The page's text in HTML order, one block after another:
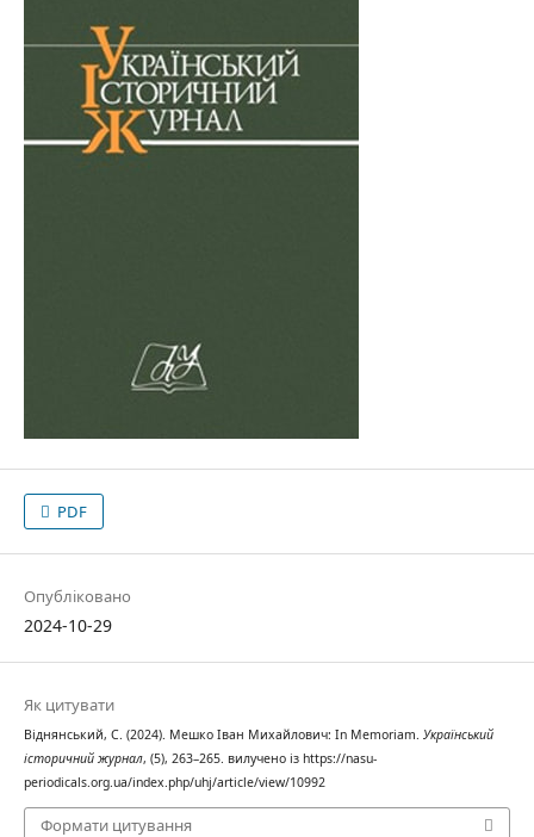
PDF
Опубліковано
2024-10-29
Як цитувати
Віднянський, С. (2024). Мешко Іван Михайлович: In Memoriam. Український
історичний журнал, (5), 263–265. вилучено із https://nasu-
periodicals.org.ua/index.php/uhj/article/view/10992
Формати цитування